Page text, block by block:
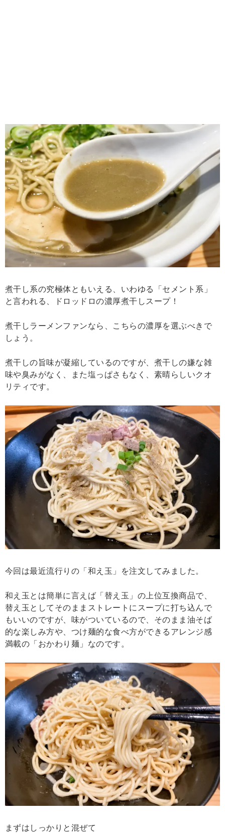
煮干し系の究極体ともいえる、いわゆる「セメント系」
と言われる、ドロッドロの濃厚煮干しスープ！
煮干しラーメンファンなら、こちらの濃厚を選ぶべきで
しょう。
煮干しの旨味が凝縮しているのですが、煮干しの嫌な雑
味や臭みがなく、また塩っぱさもなく、素晴らしいクオ
リティです。
今回は最近流行りの「和え玉」を注文してみました。
和え玉とは簡単に言えば「替え玉」の上位互換商品で、
替え玉としてそのままストレートにスープに打ち込んで
もいいのですが、味がついているので、そのまま油そば
的な楽しみ方や、つけ麺的な食べ方ができるアレンジ感
満載の「おかわり麺」なのです。
まずはしっかりと混ぜて